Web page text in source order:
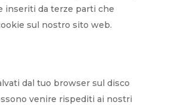
inseriti da terze parti che
sul nostro sito web.
dal tuo browser sul disco
venire rispediti ai nostri